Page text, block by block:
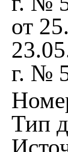
от
г. №
Тип